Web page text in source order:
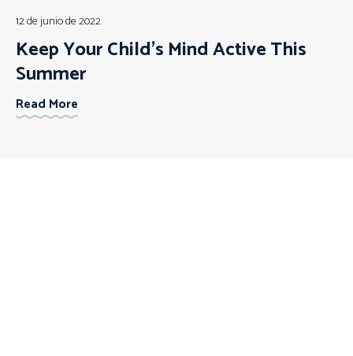
12 de junio de 2022
Keep Your Child’s Mind Active This
Summer
Read More